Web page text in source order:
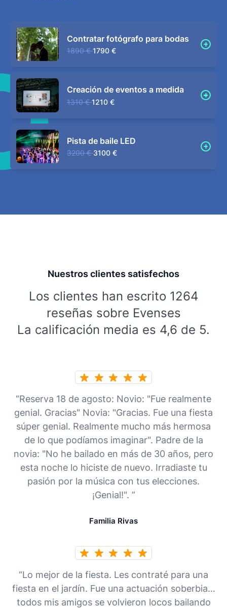
Contratar fotógrafo para bodas
1890 € 1790 €
Creación de eventos a medida
1310 € 1210 €
Pista de baile LED
3200 € 3100 €
Nuestros clientes satisfechos
Los clientes han escrito 1264
reseñas sobre Evenses
La calificación media es 4,6 de 5.
“Reserva 18 de agosto: Novio: "Fue realmente
genial. Gracias" Novia: "Gracias. Fue una fiesta
súper genial. Realmente mucho más hermosa
de lo que podíamos imaginar". Padre de la
novia: "No he bailado en más de 30 años, pero
esta noche lo hiciste de nuevo. Irradiaste tu
pasión por la música con tus elecciones.
¡Genial!". ”
Familia Rivas
“Lo mejor de la fiesta. Les contraté para una
fiesta en el jardín. Fue una actuación soberbia…
todos mis amigos se volvieron locos bailando